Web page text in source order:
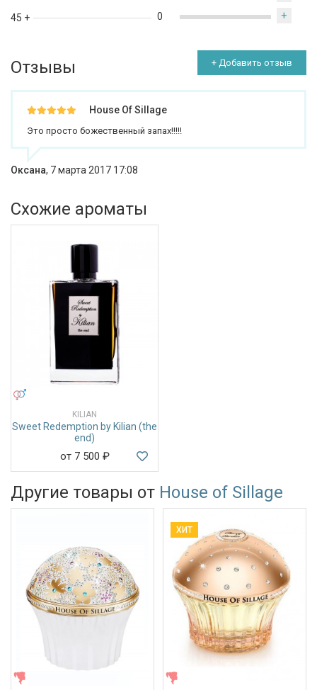
45 +
0 +
Отзывы + Добавить отзыв
House Of Sillage
Это просто божественный запах!!!!!
Оксана, 7 марта 2017 17:08
Схожие ароматы
KILIAN
Sweet Redemption by Kilian (the
end)
от 7 500 ₽
Другие товары от House of Sillage
ХИТ